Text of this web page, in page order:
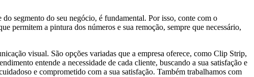
segmento do seu negócio, é fundamental. Por isso, conte com o
a pintura dos números e sua remoção, sempre que necessário,
visual. São opções variadas que a empresa oferece, como Clip Strip,
entende a necessidade de cada cliente, buscando a sua satisfação e
e comprometido com a sua satisfação. Também trabalhamos com